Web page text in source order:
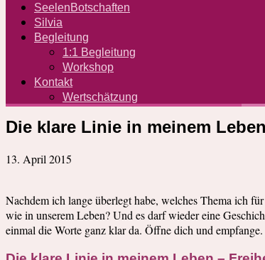
SeelenBotschaften
Silvia
Begleitung
1:1 Begleitung
Workshop
Kontakt
Wertschätzung
Die klare Linie in meinem
13. April 2015
Nachdem ich lange überlegt habe, welches Thema ich
wie in unserem Leben? Und es darf wieder eine
einmal die Worte ganz klar da. Öffne dich und empfange.